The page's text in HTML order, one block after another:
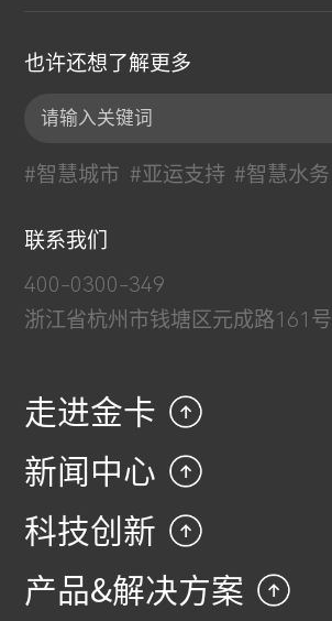
也许还想了解更多
#智慧城市 #亚运支持 #智慧水务
联系我们
400-0300-349
浙江省杭州市钱塘区元成路161号
走进金卡
新闻中心
科技创新
产品&解决方案